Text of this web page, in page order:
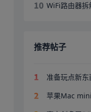
WiFi路由器拆
推荐帖子
准备玩点新
苹果Mac mini